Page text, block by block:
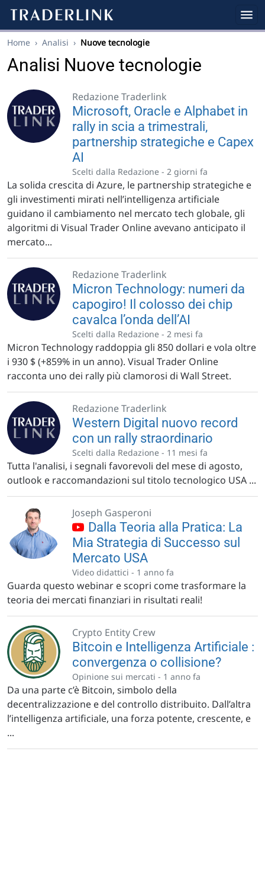
Home › Analisi › Nuove tecnologie
Analisi Nuove tecnologie
Redazione Traderlink
Microsoft, Oracle e Alphabet in
rally in scia a trimestrali,
partnership strategiche e Capex
AI
Scelti dalla Redazione - 2 giorni fa
La solida crescita di Azure, le partnership strategiche e
gli investimenti mirati nell’intelligenza artificiale
guidano il cambiamento nel mercato tech globale, gli
algoritmi di Visual Trader Online avevano anticipato il
mercato...
Redazione Traderlink
Micron Technology: numeri da
capogiro! Il colosso dei chip
cavalca l’onda dell’AI
Scelti dalla Redazione - 2 mesi fa
Micron Technology raddoppia gli 850 dollari e vola oltre
i 930 $ (+859% in un anno). Visual Trader Online
racconta uno dei rally più clamorosi di Wall Street.
Redazione Traderlink
Western Digital nuovo record
con un rally straordinario
Scelti dalla Redazione - 11 mesi fa
Tutta l'analisi, i segnali favorevoli del mese di agosto,
outlook e raccomandazioni sul titolo tecnologico USA ...
Joseph Gasperoni
Dalla Teoria alla Pratica: La
Mia Strategia di Successo sul
Mercato USA
Video didattici - 1 anno fa
Guarda questo webinar e scopri come trasformare la
teoria dei mercati finanziari in risultati reali!
Crypto Entity Crew
Bitcoin e Intelligenza Artificiale :
convergenza o collisione?
Opinione sui mercati - 1 anno fa
Da una parte c’è Bitcoin, simbolo della
decentralizzazione e del controllo distribuito. Dall’altra
l’intelligenza artificiale, una forza potente, crescente, e
...